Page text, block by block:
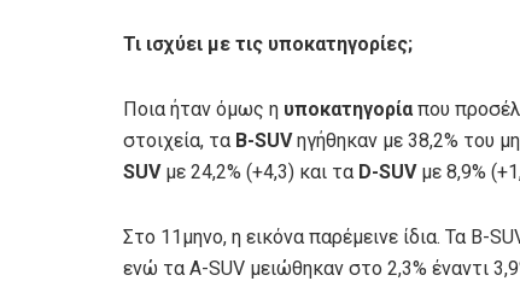
Τι ισχύει με τις υποκατηγορίες;
Ποια ήταν όμως η υποκατηγορία που
στοιχεία, τα B-SUVηγήθηκαν με 38,2% του
SUV με 24,2% (+4,3) και τα D-SUV με 8,9%
Στο 11μηνο, η εικόνα παρέμεινε ίδια. Τα B-
ενώ τα A-SUV μειώθηκαν στο 2,3% έναντι